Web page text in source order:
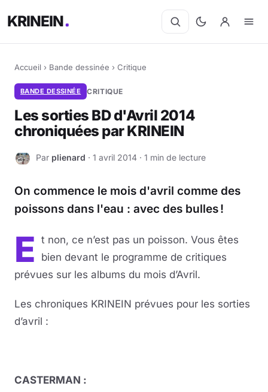
KRINEIN
Accueil › Bande dessinée › Critique
BANDE DESSINÉE CRITIQUE
Les sorties BD d'Avril 2014
chroniquées par KRINEIN
P Par plienard · 1 avril 2014 · 1 min de lecture
On commence le mois d'avril comme des
poissons dans l'eau : avec des bulles !
E t non, ce n’est pas un poisson. Vous êtes
bien devant le programme de critiques
prévues sur les albums du mois d’Avril.
Les chroniques KRINEIN prévues pour les sorties
d’avril :
CASTERMAN :